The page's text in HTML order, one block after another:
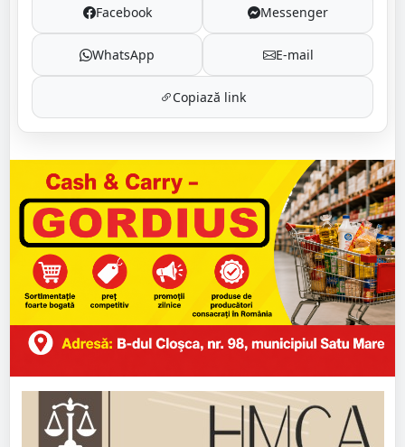
Facebook Messenger
WhatsApp E-mail
Copiază link